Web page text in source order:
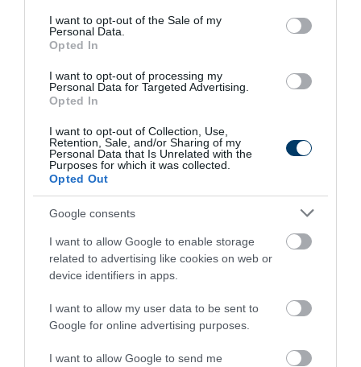
consent section.
I want to opt-out of the Sale of my
Personal Data.
Opted In
I want to opt-out of processing my
Personal Data for Targeted Advertising.
Opted In
I want to opt-out of Collection, Use,
Retention, Sale, and/or Sharing of my
Personal Data that Is Unrelated with the
Purposes for which it was collected.
Opted Out
Google consents
I want to allow Google to enable storage
related to advertising like cookies on web or
device identifiers in apps.
I want to allow my user data to be sent to
Google for online advertising purposes.
I want to allow Google to send me
Stop Eating These 3 Foods That Are Known to
464 71